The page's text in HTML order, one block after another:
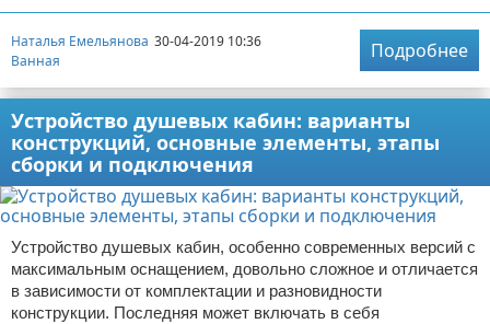
Наталья Емельянова 30-04-2019 10:36
Ванная
Подробнее
Устройство душевых кабин: варианты
конструкций, основные элементы, этапы
сборки и подключения
Устройство душевых кабин, особенно современных версий с
максимальным оснащением, довольно сложное и отличается
в зависимости от комплектации и разновидности
конструкции. Последняя может включать в себя